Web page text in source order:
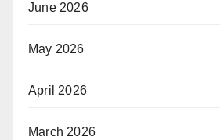
June 2026
May 2026
April 2026
March 2026